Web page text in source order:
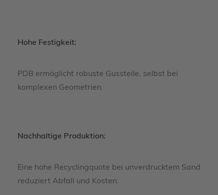
Hohe Festigkeit:
PDB ermöglicht robuste Gussteile, selbst bei
komplexen Geometrien.
Nachhaltige Produktion:
Eine hohe Recyclingquote bei unverdrucktem Sand
reduziert Abfall und Kosten.